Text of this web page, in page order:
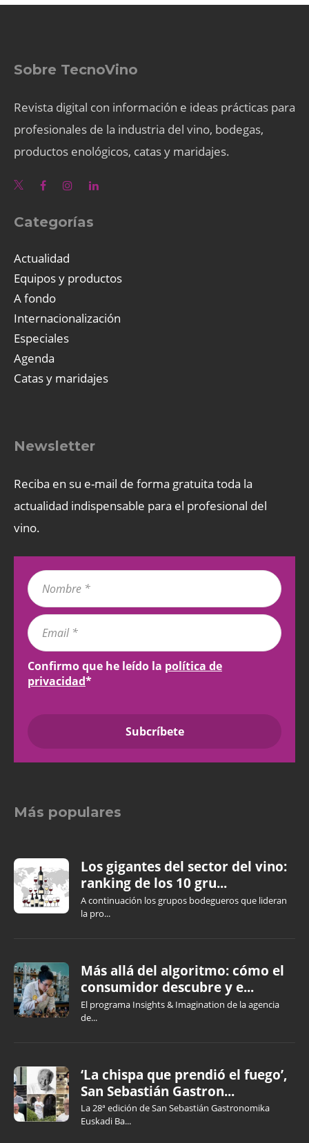
Sobre TecnoVino
Revista digital con información e ideas prácticas para
profesionales de la industria del vino, bodegas,
productos enológicos, catas y maridajes.
Categorías
Actualidad
Equipos y productos
A fondo
Internacionalización
Especiales
Agenda
Catas y maridajes
Newsletter
Reciba en su e-mail de forma gratuita toda la
actualidad indispensable para el profesional del
vino.
Confirmo que he leído la política de
privacidad*
Más populares
Los gigantes del sector del vino:
ranking de los 10 gru...
A continuación los grupos bodegueros que lideran
la pro...
Más allá del algoritmo: cómo el
consumidor descubre y e...
El programa Insights & Imagination de la agencia
de...
‘La chispa que prendió el fuego’,
San Sebastián Gastron...
La 28ª edición de San Sebastián Gastronomika
Euskadi Ba...